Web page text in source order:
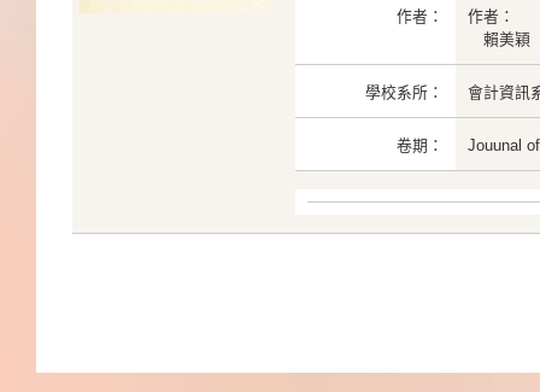
作者：
作者：
賴美穎
學校系所： 會計資訊
卷期： Jouunal